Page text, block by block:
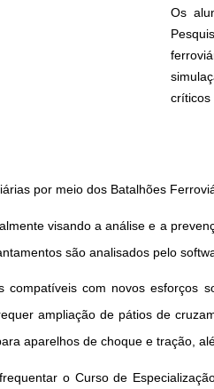
Os
críticos
por meio dos Batalhões
visando a análise e a
são analisados pelo
com novos
ampliação de pátios de
aparelhos de choque e tração,
o Curso de